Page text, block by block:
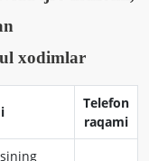
xodimlar
Telefon
raqami